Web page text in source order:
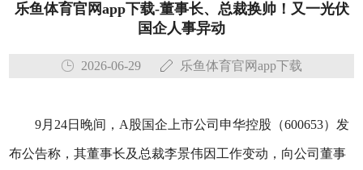
乐鱼体育官网app下载-董事长、总裁换帅！又一光伏
国企人事异动
2026-06-29 乐鱼体育官网app下载
9月24日晚间，A股国企上市公司申华控股（600653）发
布公告称，其董事长及总裁李景伟因工作变动，向公司董事